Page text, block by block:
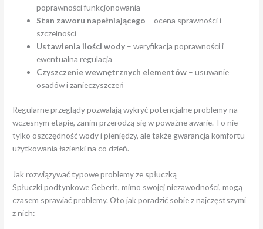
poprawności funkcjonowania
Stan zaworu napełniającego – ocena sprawności i
szczelności
Ustawienia ilości wody – weryfikacja poprawności i
ewentualna regulacja
Czyszczenie wewnętrznych elementów – usuwanie
osadów i zanieczyszczeń
Regularne przeglądy pozwalają wykryć potencjalne problemy na
wczesnym etapie, zanim przerodzą się w poważne awarie. To nie
tylko oszczędność wody i pieniędzy, ale także gwarancja komfortu
użytkowania łazienki na co dzień.
Jak rozwiązywać typowe problemy ze spłuczką
Spłuczki podtynkowe Geberit, mimo swojej niezawodności, mogą
czasem sprawiać problemy. Oto jak poradzić sobie z najczęstszymi
z nich: